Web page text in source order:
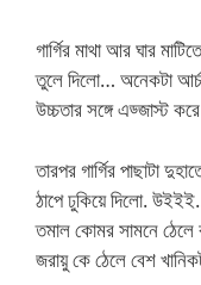
গার্গির মাথা আর ঘার
তুলে দিলো… অনেকটা আর্চ
উচ্চতার সঙ্গে এড্জাস্ট
তারপর গার্গির পাছাটা
ঠাপে ঢুকিয়ে দিলো.
তমাল কোমর সামনে ঠেলে
জরায়ু কে ঠেলে বেশ